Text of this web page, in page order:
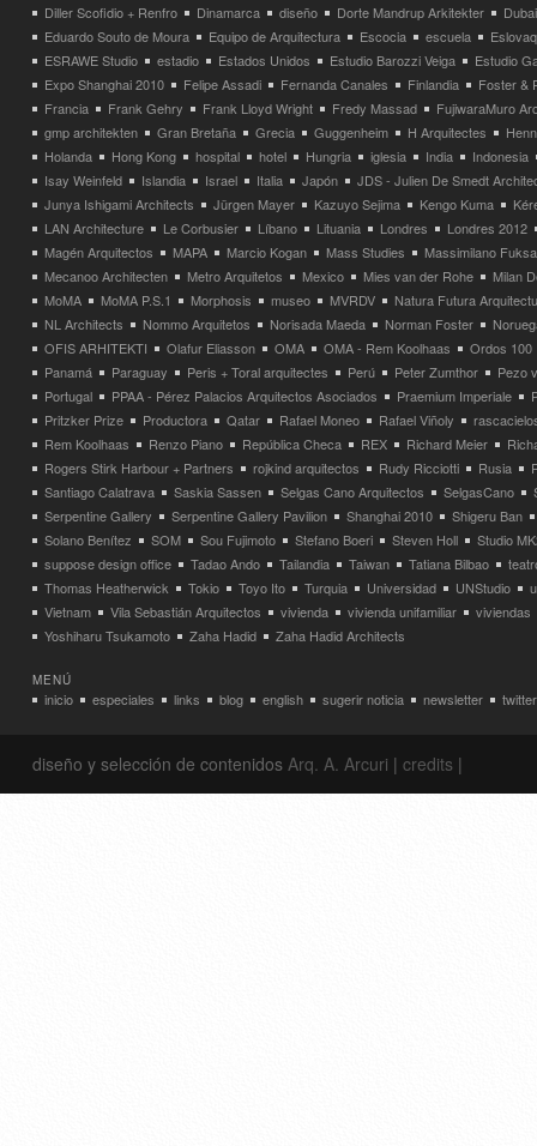
Diller Scofidio + Renfro
Dinamarca diseño Dorte Mandrup Arkitekter
Dubai
Eduardo Souto de Moura
Equipo de Arquitectura Escocia escuela
ESRAWE Studio
estadio Estados Unidos Estudio Barozzi Veiga
Estudio
Expo Shanghai 2010
Felipe Assadi Fernanda Canales Finlandia
Foster &
Francia
Frank Gehry Frank Lloyd Wright Fredy Massad
FujiwaraMuro
gmp architekten
Gran Bretaña Grecia Guggenheim H Arquitectes
Holanda
Hong Kong hospital hotel Hungria iglesia India
Indonesia
Isay Weinfeld
Islandia Israel Italia Japón
JDS - Julien De Smedt
Junya Ishigami Architects
Jürgen Mayer Kazuyo Sejima Kengo Kuma
LAN Architecture
Le Corbusier Líbano Lituania Londres
Londres 2012
Magén Arquitectos
MAPA Marcio Kogan Mass Studies
Massimilano
Mecanoo Architecten
Metro Arquitetos Mexico Mies van der Rohe
Milan
MoMA
MoMA P.S.1 Morphosis museo MVRDV
Natura Futura
NL Architects
Nommo Arquitetos Norisada Maeda Norman Foster
OFIS ARHITEKTI
Olafur Eliasson OMA OMA - Rem Koolhaas
Ordos 100
Panamá
Paraguay Peris + Toral arquitectes Perú Peter Zumthor
Pezo
Portugal
PPAA - Pérez Palacios Arquitectos Asociados Praemium Imperiale
Pritzker Prize
Productora Qatar Rafael Moneo Rafael Viñoly
Rem Koolhaas
Renzo Piano República Checa REX Richard Meier
Rogers Stirk Harbour + Partners
rojkind arquitectos Rudy Ricciotti Rusia
Santiago Calatrava
Saskia Sassen Selgas Cano Arquitectos SelgasCano
Serpentine Gallery
Serpentine Gallery Pavilion Shanghai 2010
Shigeru Ban
Solano Benítez
SOM Sou Fujimoto Stefano Boeri Steven Holl
Studio
suppose design office
Tadao Ando Tailandia Taiwan Tatiana Bilbao
Thomas Heatherwick
Tokio Toyo Ito Turquia Universidad UNStudio
Vietnam
Vila Sebastián Arquitectos vivienda vivienda unifamiliar
viviendas
Yoshiharu Tsukamoto
Zaha Hadid Zaha Hadid Architects
MENÚ
inicio especiales links blog english sugerir noticia newsletter twitter
diseño y selección de contenidos Arq. A. Arcuri | credits |